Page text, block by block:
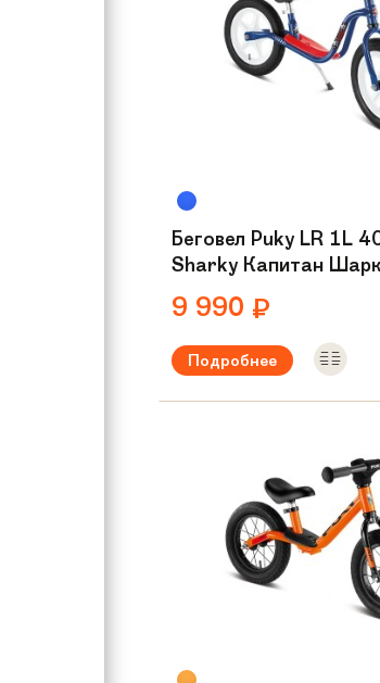
Беговел Puky LR 1L
Sharky Капитан
9 990 ₽
Подробнее
Рекомендуемый возраст: